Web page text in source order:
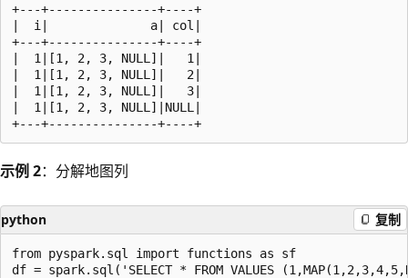
+---+---------------+----+
|  i|              a| col|
+---+---------------+----+
|  1|[1, 2, 3, NULL]|   1|
|  1|[1, 2, 3, NULL]|   2|
|  1|[1, 2, 3, NULL]|   3|
|  1|[1, 2, 3, NULL]|NULL|
示例 2：分解地图列
python 复制
from pyspark.sql import functions as sf
df = spark.sql('SELECT * FROM VALUES